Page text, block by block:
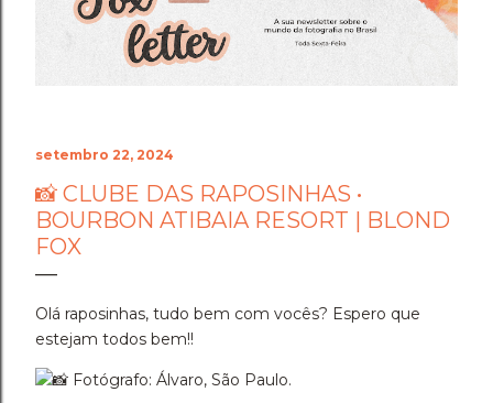
setembro 22, 2024
📸 CLUBE DAS RAPOSINHAS •
BOURBON ATIBAIA RESORT | BLOND
FOX
Olá raposinhas, tudo bem com vocês? Espero que
estejam todos bem!!
Fotógrafo: Álvaro, São Paulo.